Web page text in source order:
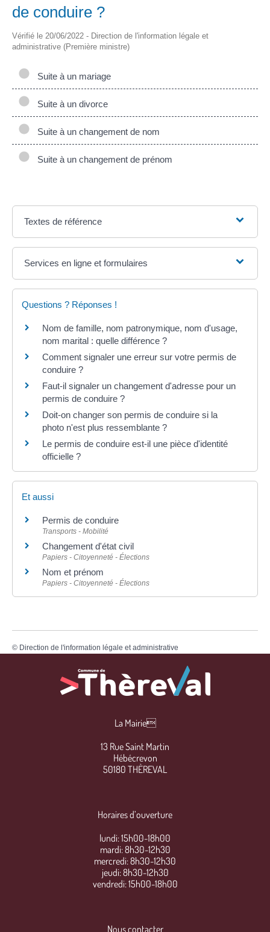
de conduire ?
Vérifié le 20/06/2022 - Direction de l'information légale et
administrative (Première ministre)
Suite à un mariage
Suite à un divorce
Suite à un changement de nom
Suite à un changement de prénom
Textes de référence
Services en ligne et formulaires
Questions ? Réponses !
Nom de famille, nom patronymique, nom d'usage,
nom marital : quelle différence ?
Comment signaler une erreur sur votre permis de
conduire ?
Faut-il signaler un changement d'adresse pour un
permis de conduire ?
Doit-on changer son permis de conduire si la
photo n'est plus ressemblante ?
Le permis de conduire est-il une pièce d'identité
officielle ?
Et aussi
Permis de conduire
Transports - Mobilité
Changement d'état civil
Papiers - Citoyenneté - Élections
Nom et prénom
Papiers - Citoyenneté - Élections
© Direction de l'information légale et administrative
La Mairie
13 Rue Saint Martin
Hébécrevon
50180 THÈREVAL
Horaires d’ouverture
lundi: 15h00-18h00
mardi: 8h30-12h30
mercredi: 8h30-12h30
jeudi: 8h30-12h30
vendredi: 15h00-18h00
Nous contacter